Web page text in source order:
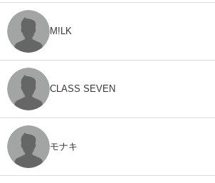
M!LK
CLASS SEVEN
モナキ